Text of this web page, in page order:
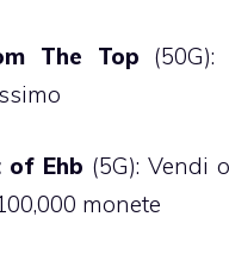
The Top
of Ehb (5G): Vendi
monete